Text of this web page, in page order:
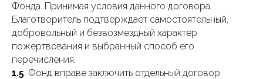
Фонда. Принимая условия данного договора,
Благотворитель подтверждает самостоятельный,
добровольный и безвозмездный характер
пожертвования и выбранный способ его
перечисления.
1.5. Фонд вправе заключить отдельный договор